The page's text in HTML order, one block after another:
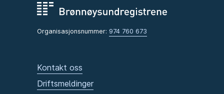
Organisasjonsnummer: 974 760 673
Kontakt oss
Driftsmeldinger